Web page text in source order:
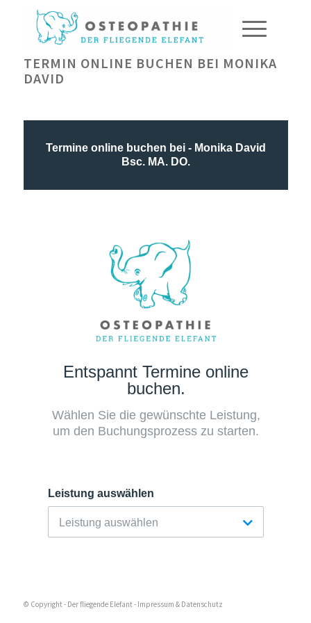
TERMIN ONLINE BUCHEN BEI MONIKA
DAVID
© Copyright - Der fliegende Elefant - Impressum & Datenschutz